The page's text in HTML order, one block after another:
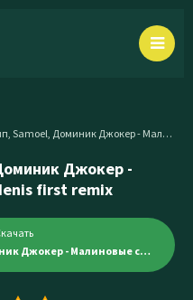
Доминик Джокер - Малиновые сны denis first remix
Джокер -
first remix
Егор Шип, Samoel, Доминик Джокер - Малиновые сны denis first remix